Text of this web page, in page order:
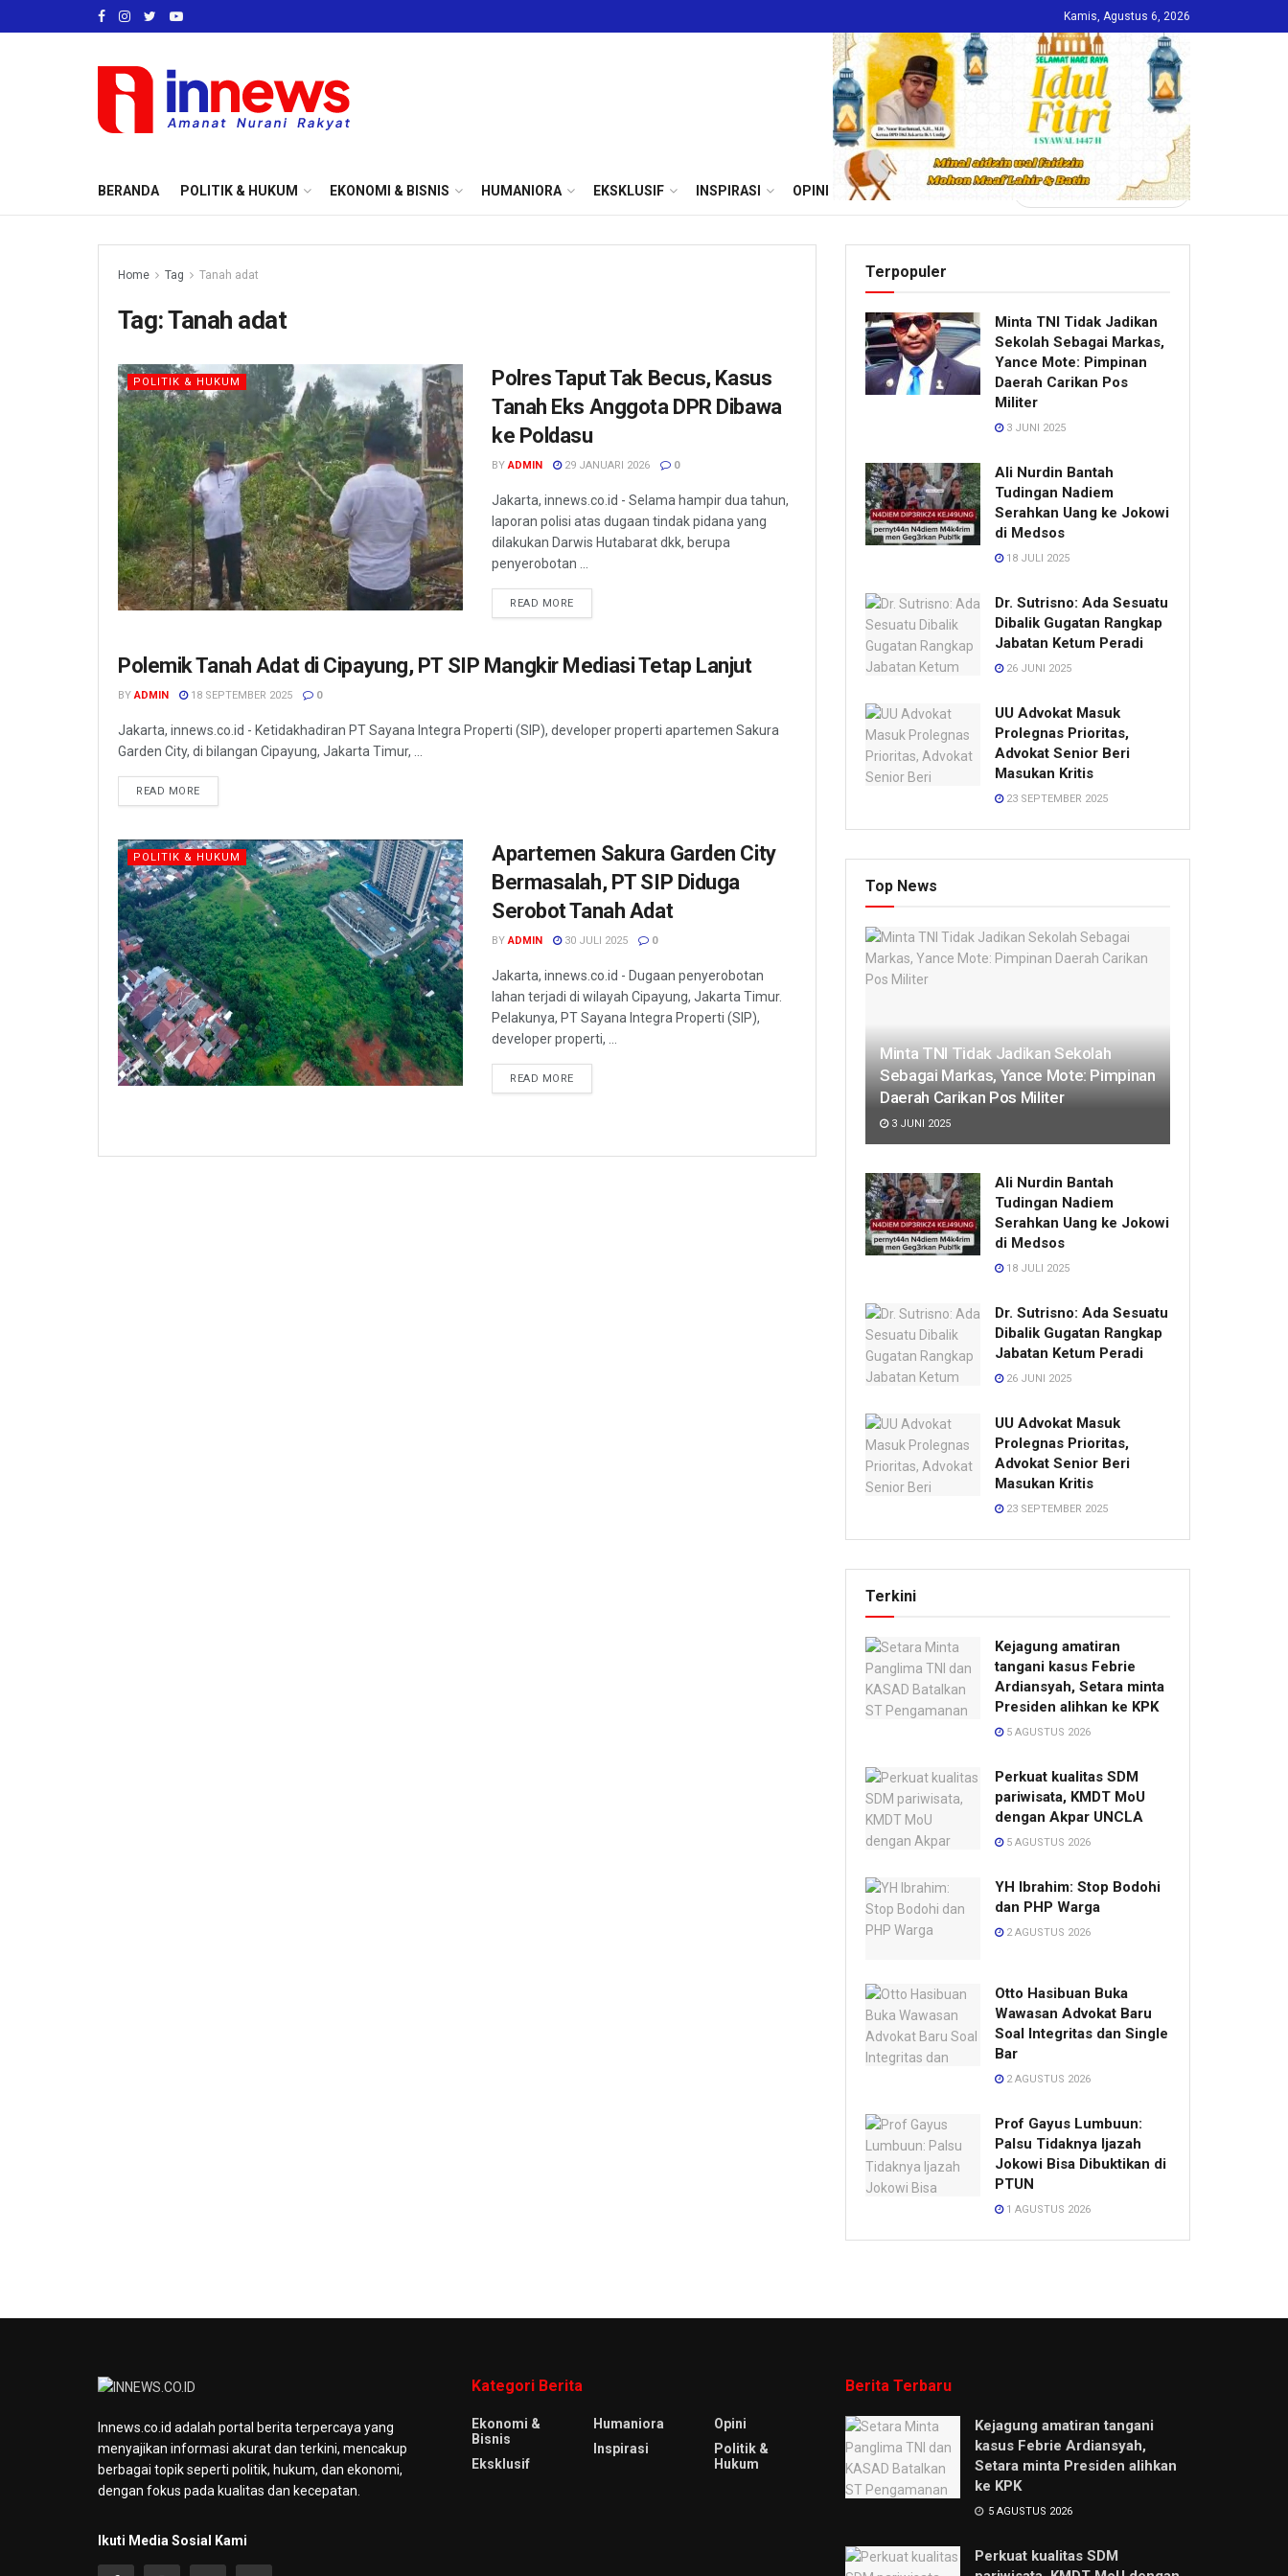
Kamis, Agustus 6, 2026
BERANDA POLITIK & HUKUM EKONOMI & BISNIS HUMANIORA EKSKLUSIF INSPIRASI OPINI INDEKS
Home Tag Tanah adat
Tag:Tanah adat
POLITIK & HUKUM
Polres Taput Tak Becus, Kasus
Tanah Eks Anggota DPR Dibawa
ke Poldasu
BY ADMIN 29 JANUARI 2026 0
Jakarta, innews.co.id - Selama hampir dua tahun,
laporan polisi atas dugaan tindak pidana yang
dilakukan Darwis Hutabarat dkk, berupa
penyerobotan ...
READ MORE
POLITIK & HUKUM
Polemik Tanah Adat di Cipayung, PT SIP Mangkir Mediasi Tetap Lanjut
BY ADMIN 18 SEPTEMBER 2025 0
Jakarta, innews.co.id - Ketidakhadiran PT Sayana Integra Properti (SIP), developer properti apartemen Sakura
Garden City, di bilangan Cipayung, Jakarta Timur, ...
READ MORE
POLITIK & HUKUM
Apartemen Sakura Garden City
Bermasalah, PT SIP Diduga
Serobot Tanah Adat
BY ADMIN 30 JULI 2025 0
Jakarta, innews.co.id - Dugaan penyerobotan
lahan terjadi di wilayah Cipayung, Jakarta Timur.
Pelakunya, PT Sayana Integra Properti (SIP),
developer properti, ...
READ MORE
Terpopuler
Minta TNI Tidak Jadikan
Sekolah Sebagai Markas,
Yance Mote: Pimpinan
Daerah Carikan Pos
Militer
3 JUNI 2025
Ali Nurdin Bantah
Tudingan Nadiem
Serahkan Uang ke Jokowi
di Medsos
18 JULI 2025
Dr. Sutrisno: Ada Sesuatu
Dibalik Gugatan Rangkap
Jabatan Ketum Peradi
26 JUNI 2025
UU Advokat Masuk
Prolegnas Prioritas,
Advokat Senior Beri
Masukan Kritis
23 SEPTEMBER 2025
Top News
Minta TNI Tidak Jadikan Sekolah
Sebagai Markas, Yance Mote: Pimpinan
Daerah Carikan Pos Militer
3 JUNI 2025
Ali Nurdin Bantah
Tudingan Nadiem
Serahkan Uang ke Jokowi
di Medsos
18 JULI 2025
Dr. Sutrisno: Ada Sesuatu
Dibalik Gugatan Rangkap
Jabatan Ketum Peradi
26 JUNI 2025
UU Advokat Masuk
Prolegnas Prioritas,
Advokat Senior Beri
Masukan Kritis
23 SEPTEMBER 2025
Terkini
Kejagung amatiran
tangani kasus Febrie
Ardiansyah, Setara minta
Presiden alihkan ke KPK
5 AGUSTUS 2026
Perkuat kualitas SDM
pariwisata, KMDT MoU
dengan Akpar UNCLA
5 AGUSTUS 2026
YH Ibrahim: Stop Bodohi
dan PHP Warga
2 AGUSTUS 2026
Otto Hasibuan Buka
Wawasan Advokat Baru
Soal Integritas dan Single
Bar
2 AGUSTUS 2026
Prof Gayus Lumbuun:
Palsu Tidaknya Ijazah
Jokowi Bisa Dibuktikan di
PTUN
1 AGUSTUS 2026
Innews.co.id adalah portal berita terpercaya yang
menyajikan informasi akurat dan terkini, mencakup
berbagai topik seperti politik, hukum, dan ekonomi,
dengan fokus pada kualitas dan kecepatan.
Ikuti Media Sosial Kami
Kategori Berita
Ekonomi &
Bisnis
Eksklusif
Humaniora
Inspirasi
Opini
Politik &
Hukum
Berita Terbaru
Kejagung amatiran tangani
kasus Febrie Ardiansyah,
Setara minta Presiden alihkan
ke KPK
5 AGUSTUS 2026
Perkuat kualitas SDM